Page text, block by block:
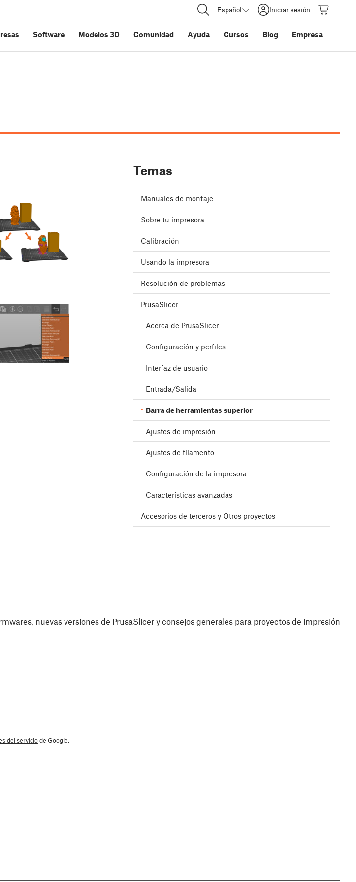
Español Iniciar sesión
Software Modelos 3D Comunidad Ayuda Cursos Blog Empresa
Temas
Manuales de montaje
Sobre tu impresora
Calibración
Usando la impresora
Resolución de problemas
PrusaSlicer
Acerca de PrusaSlicer
Configuración y perfiles
Interfaz de usuario
Entrada/Salida
Barra de herramientas superior
Ajustes de impresión
Ajustes de filamento
Configuración de la impresora
Características avanzadas
Accesorios de terceros y Otros proyectos
nuevas versiones de PrusaSlicer y consejos generales para proyectos de impresión
del serviciode Google.